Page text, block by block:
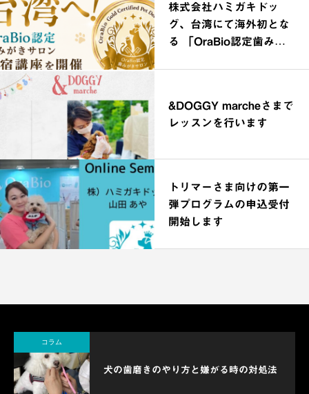
株式会社ハミガキドッ
グ、台湾にて海外初とな
る 「OraBio認定歯みが
&DOGGY marcheさまで
レッスンを行います
トリマーさま向けの第一
弾プログラムの申込受付
開始します
コラム
犬の歯磨きのやり方と嫌がる時の対処法